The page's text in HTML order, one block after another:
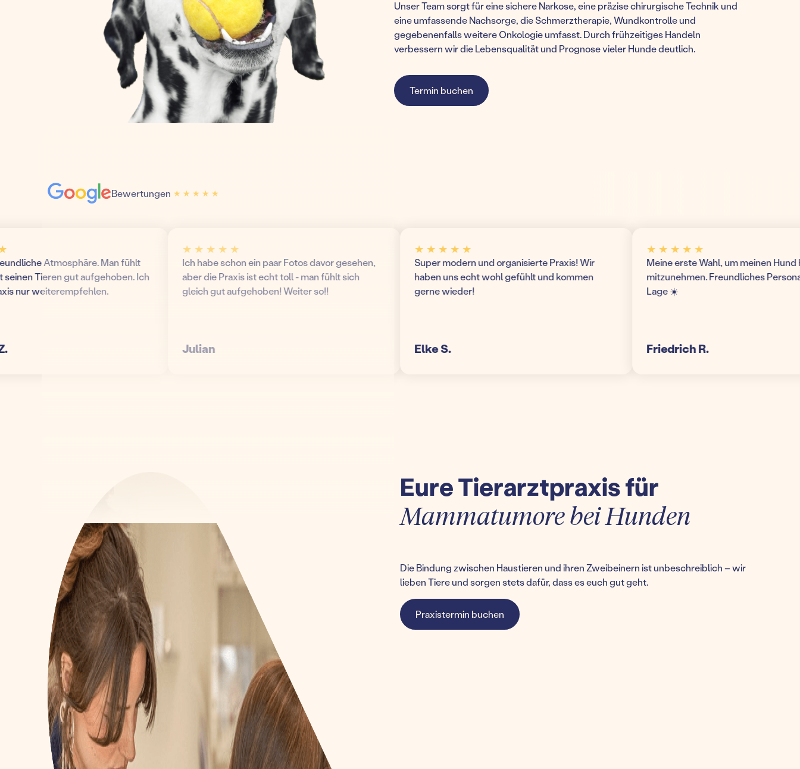
Unser Team sorgt für eine sichere Narkose, eine präzise chirurgische Technik und
eine umfassende Nachsorge, die Schmerztherapie, Wundkontrolle und
gegebenenfalls weitere Onkologie umfasst. Durch frühzeitiges Handeln
verbessern wir die Lebensqualität und Prognose vieler Hunde deutlich.
Termin buchen
Bewertungen ★ ★ ★ ★ ★
★ ★ ★ ★ ★
Atmosphäre. Man fühlt
Tieren gut aufgehoben. Ich
nur weiterempfehlen.
★ ★ ★ ★ ★
Ich habe schon ein paar Fotos davor gesehen,
aber die Praxis ist echt toll - man fühlt sich
gleich gut aufgehoben! Weiter so!!
Julian
★ ★ ★ ★ ★
Super modern und organisierte Praxis! Wir
haben uns echt wohl gefühlt und kommen
gerne wieder!
Elke S.
★ ★ ★ ★ ★
Meine erste Wahl, um meinen Hund
mitzunehmen. Freundliches Personal
Lage ☀️
Friedrich R.
Eure Tierarztpraxis für
Mammatumore bei Hunden
Die Bindung zwischen Haustieren und ihren Zweibeinern ist unbeschreiblich – wir
lieben Tiere und sorgen stets dafür, dass es euch gut geht.
Praxistermin buchen